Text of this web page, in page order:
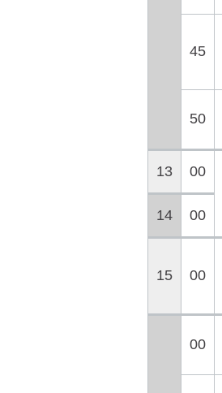
45
50
13 00
14 00
15 00
00